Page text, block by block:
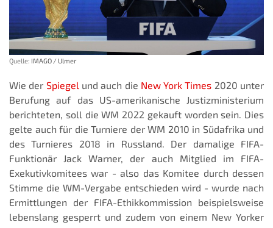
Quelle: IMAGO / Ulmer
Wie der Spiegel und auch die New York Times 2020 unter
Berufung auf das US-amerikanische Justizministerium
berichteten, soll die WM 2022 gekauft worden sein. Dies
gelte auch für die Turniere der WM 2010 in Südafrika und
des Turnieres 2018 in Russland. Der damalige FIFA-
Funktionär Jack Warner, der auch Mitglied im FIFA-
Exekutivkomitees war - also das Komitee durch dessen
Stimme die WM-Vergabe entschieden wird - wurde nach
Ermittlungen der FIFA-Ethikkommission beispielsweise
lebenslang gesperrt und zudem von einem New Yorker